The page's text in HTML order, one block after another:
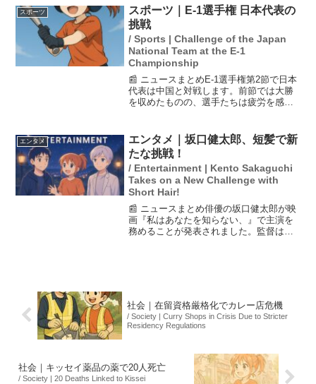
のピーク時の販売額の約4割にあたりま
す...
スポーツ
スポーツ｜E-1選手権 日本代表の
挑戦
/ Sports | Challenge of the Japan
National Team at the E-1
Championship
📰 ニュースまとめE-1選手権第2節で日本
代表は中国と対戦します。前節では大勝
を収めたものの、選手たちは疲労を感じ
プレーを発揮し、森保一監督にアピール
することが期待され...
エンタメ
エンタメ｜坂口健太郎、短髪で新
たな挑戦！
/ Entertainment | Kento Sakaguchi
Takes on a New Challenge with
Short Hair!
📰 ニュースまとめ俳優の坂口健太郎が映
画『私はあなたを知らない、』で主演を
務めることが発表されました。監督は中
社会｜在留資格厳格化でカレー店危機
/ Society | Curry Shops in Crisis Due to Stricter
Residency Regulations
社会｜キッセイ薬品の薬で20人死亡
/ Society | 20 Deaths Linked to Kissei